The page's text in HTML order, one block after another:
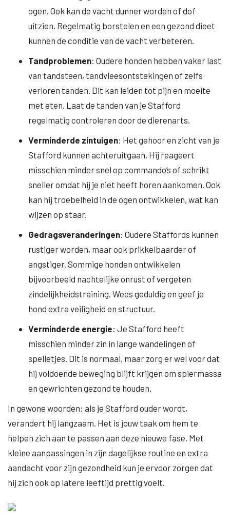
ogen. Ook kan de vacht dunner worden of dof
uitzien. Regelmatig borstelen en een gezond dieet
kunnen de conditie van de vacht verbeteren.
Tandproblemen: Oudere honden hebben vaker last
van tandsteen, tandvleesontstekingen of zelfs
verloren tanden. Dit kan leiden tot pijn en moeite
met eten. Laat de tanden van je Stafford
regelmatig controleren door de dierenarts.
Verminderde zintuigen: Het gehoor en zicht van je
Stafford kunnen achteruitgaan. Hij reageert
misschien minder snel op commando’s of schrikt
sneller omdat hij je niet heeft horen aankomen. Ook
kan hij troebelheid in de ogen ontwikkelen, wat kan
wijzen op staar.
Gedragsveranderingen: Oudere Staffords kunnen
rustiger worden, maar ook prikkelbaarder of
angstiger. Sommige honden ontwikkelen
bijvoorbeeld nachtelijke onrust of vergeten
zindelijkheidstraining. Wees geduldig en geef je
hond extra veiligheid en structuur.
Verminderde energie: Je Stafford heeft
misschien minder zin in lange wandelingen of
spelletjes. Dit is normaal, maar zorg er wel voor dat
hij voldoende beweging blijft krijgen om spiermassa
en gewrichten gezond te houden.
In gewone woorden: als je Stafford ouder wordt,
verandert hij langzaam. Het is jouw taak om hem te
helpen zich aan te passen aan deze nieuwe fase. Met
kleine aanpassingen in zijn dagelijkse routine en extra
aandacht voor zijn gezondheid kun je ervoor zorgen dat
hij zich ook op latere leeftijd prettig voelt.